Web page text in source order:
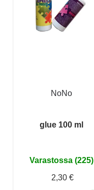
NoNo
glue 100 ml
Varastossa (225)
2,30 €